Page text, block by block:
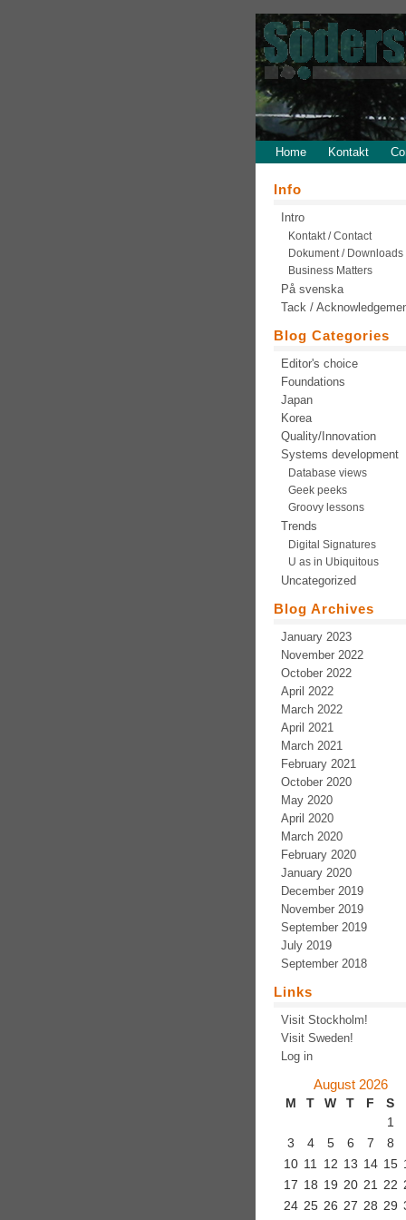
Home Kontakt
Info
Intro
Kontakt / Contact
Dokument / Downloads
Business Matters
På svenska
Tack /
Blog Categories
Editor's choice
Foundations
Japan
Korea
Quality/Innovation
Systems development
Database views
Geek peeks
Groovy lessons
Trends
Digital Signatures
U as in Ubiquitous
Uncategorized
Blog Archives
January 2023
November 2022
October 2022
April 2022
March 2022
April 2021
March 2021
February 2021
October 2020
May 2020
April 2020
March 2020
February 2020
January 2020
December 2019
November 2019
September 2019
July 2019
September 2018
Links
Visit Stockholm!
Visit Sweden!
Log in
August 2026
M T W T F S
1
3
4 5 6 7 8
10 11 12 13 14 15
17 18 19 20 21 22
24 25 26 27 28 29